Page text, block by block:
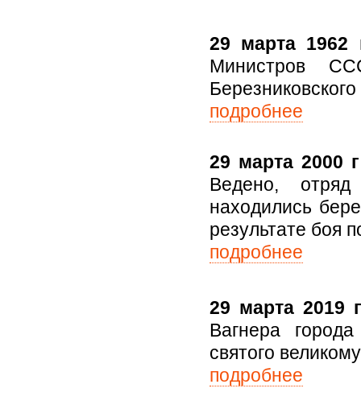
29 марта 1962
Министров
подробнее
29 марта 2000 г
Ведено,
находились
результате боя
подробнее
29 марта 2019
Вагнера
святого
подробнее